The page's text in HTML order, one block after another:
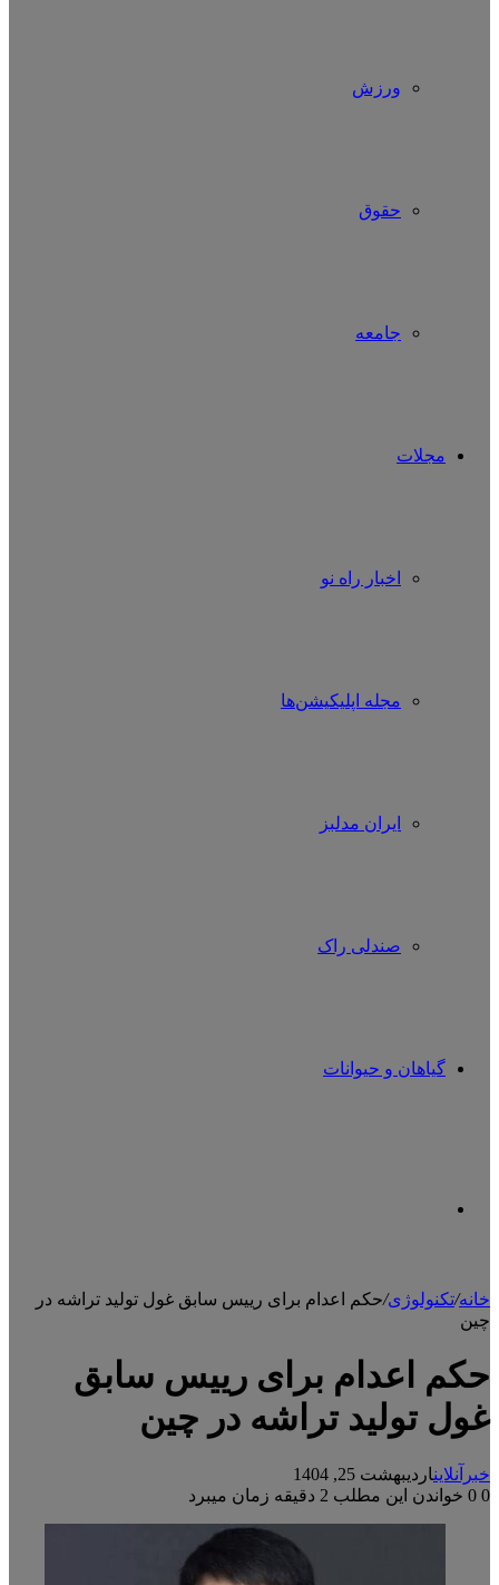
ورزش
حقوق
جامعه
مجلات
اخبار راه نو
مجله اپلیکیشن‌ها
ایران مدلبز
صندلی راک
گیاهان و حیوانات
خانه/تکنولوژی/حکم اعدام برای رییس سابق غول تولید تراشه در
چین
حکم اعدام برای رییس سابق
غول تولید تراشه در چین
خبرآنلایناردیبهشت 25, 1404
0
خواندن این مطلب 2 دقیقه زمان میبرد